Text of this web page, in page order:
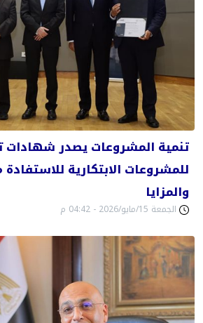
تنمية المشروعات يصدر شهادات
للمشروعات الابتكارية
والمزايا
الجمعة 15/مايو/2026 - 04:42 م